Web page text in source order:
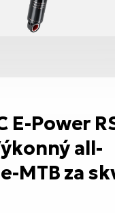
E-Power
all-
MTB za